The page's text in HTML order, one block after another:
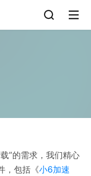
”的需求，我们精心
，包括《小6加速